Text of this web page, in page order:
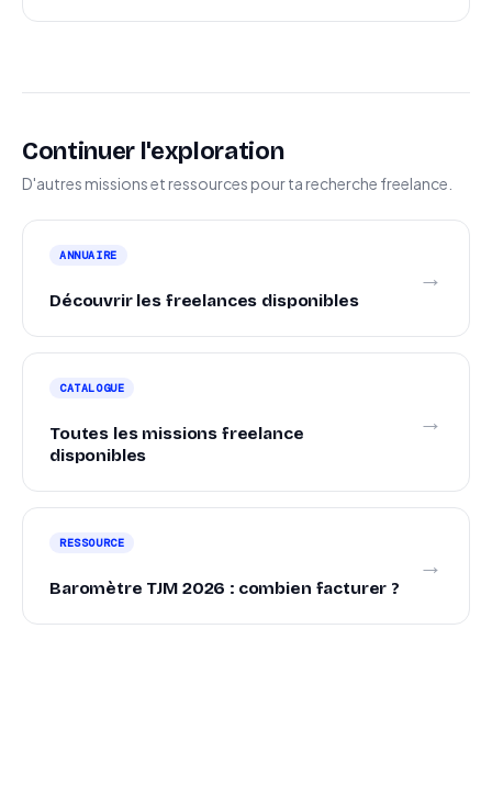
Continuer l'exploration
D'autres missions et ressources pour ta recherche freelance.
ANNUAIRE
Découvrir les freelances disponibles
→
CATALOGUE
Toutes les missions freelance
disponibles
→
RESSOURCE
Baromètre TJM 2026 : combien facturer ?
→